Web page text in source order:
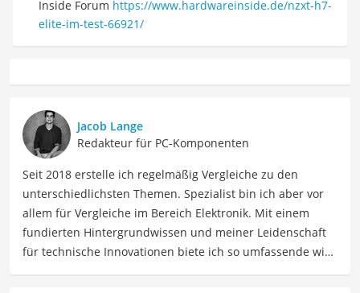
Inside Forum https://www.hardwareinside.de/nzxt-h7-
elite-im-test-66921/
Jacob Lange
Redakteur für PC-Komponenten
Seit 2018 erstelle ich regelmäßig Vergleiche zu den
unterschiedlichsten Themen. Spezialist bin ich aber vor
allem für Vergleiche im Bereich Elektronik. Mit einem
fundierten Hintergrundwissen und meiner Leidenschaft
für technische Innovationen biete ich so umfassende wie